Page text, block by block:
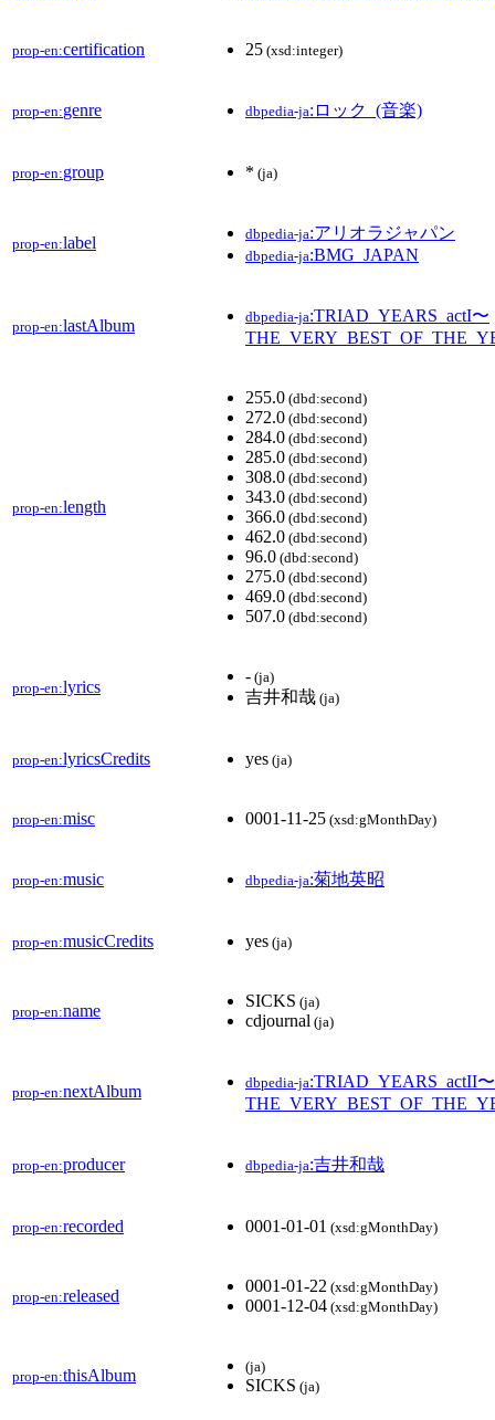
prop-en:certification 25 (xsd:integer)
prop-en:genre dbpedia-ja:ロック_(音楽)
prop-en:group * (ja)
prop-en:label dbpedia-ja:アリオラジャパン
dbpedia-ja:BMG_JAPAN
prop-en:lastAlbum dbpedia-ja:TRIAD_YEARS_actI〜
prop-en:length
255.0 (dbd:second)
272.0 (dbd:second)
284.0 (dbd:second)
285.0 (dbd:second)
308.0 (dbd:second)
343.0 (dbd:second)
366.0 (dbd:second)
462.0 (dbd:second)
96.0 (dbd:second)
275.0 (dbd:second)
469.0 (dbd:second)
507.0 (dbd:second)
prop-en:lyrics
- (ja)
吉井和哉 (ja)
prop-en:lyricsCredits yes (ja)
prop-en:misc 0001-11-25 (xsd:gMonthDay)
prop-en:music dbpedia-ja:菊地英昭
prop-en:musicCredits yes (ja)
prop-en:name
SICKS (ja)
cdjournal (ja)
prop-en:nextAlbum dbpedia-ja:TRIAD_YEARS_actII〜
prop-en:producer dbpedia-ja:吉井和哉
prop-en:recorded 0001-01-01 (xsd:gMonthDay)
prop-en:released
0001-01-22 (xsd:gMonthDay)
0001-12-04 (xsd:gMonthDay)
prop-en:thisAlbum (ja)
SICKS (ja)